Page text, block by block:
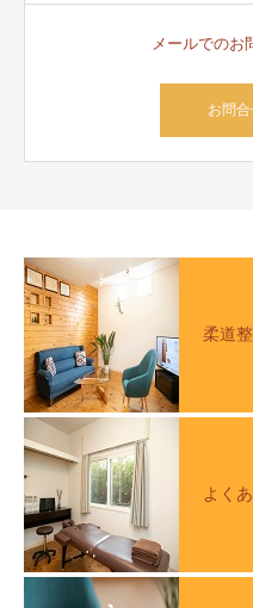
メールでのお
お問
柔道
よく